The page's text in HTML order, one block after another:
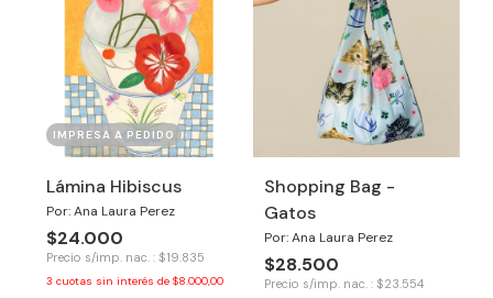
IMPRESA A PEDIDO
Lámina Hibiscus
Por: Ana Laura Perez
$24.000
Precio s/imp. nac. : $19.835
3 cuotas sin interés de $8.000,00
Shopping Bag -
Gatos
Por: Ana Laura Perez
$28.500
Precio s/imp. nac. : $23.554